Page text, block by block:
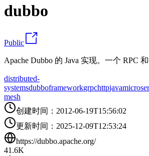
dubbo
Public
Apache Dubbo 的 Java 实现。一个 RPC
distributed-
systemsdubboframeworkgrpchttpjava
mesh
创建时间 ： 2012-06-19T15:56:02
更新时间 ： 2025-12-09T12:53:24
https://dubbo.apache.org/
41.6K